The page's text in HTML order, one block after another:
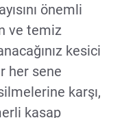
önemli
ve temiz
kesici
her sene
karşı,
kasap